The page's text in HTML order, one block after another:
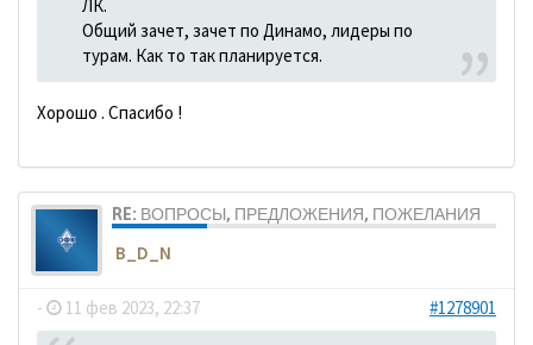
ЛК.
Общий зачет, зачет по Динамо, лидеры по
турам. Как то так планируется.
Хорошо . Спасибо !
RE: ВОПРОСЫ, ПРЕДЛОЖЕНИЯ, ПОЖЕЛАНИЯ
B_D_N
- 11 фев 2023, 22:37 #1278901